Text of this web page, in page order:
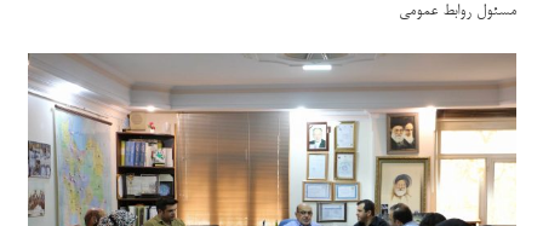
مسئول روابط عمومی